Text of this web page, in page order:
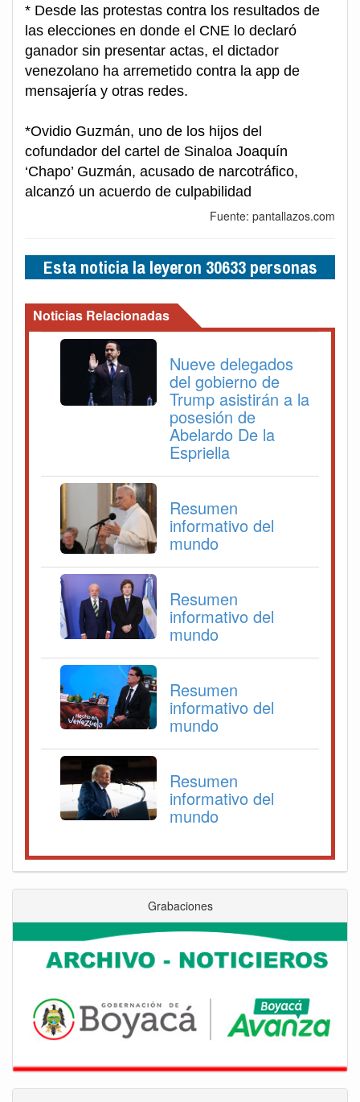
* Desde las protestas contra los resultados de
las elecciones en donde el CNE lo declaró
ganador sin presentar actas, el dictador
venezolano ha arremetido contra la app de
mensajería y otras redes.
*Ovidio Guzmán, uno de los hijos del
cofundador del cartel de Sinaloa Joaquín
‘Chapo’ Guzmán, acusado de narcotráfico,
alcanzó un acuerdo de culpabilidad
Fuente: pantallazos.com
Esta noticia la leyeron 30633 personas
Noticias Relacionadas
Nueve delegados
del gobierno de
Trump asistirán a la
posesión de
Abelardo De la
Espriella
Resumen
informativo del
mundo
Resumen
informativo del
mundo
Resumen
informativo del
mundo
Resumen
informativo del
mundo
Grabaciones